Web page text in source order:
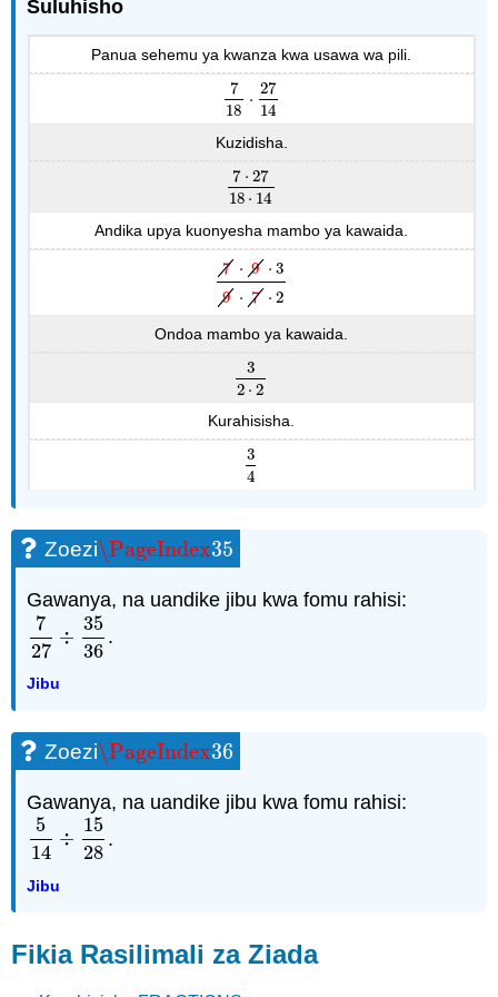
Suluhisho
Panua sehemu ya kwanza kwa usawa wa pili.
7
18
⋅
27
14
718 ⋅ 2714
Kuzidisha.
7 ⋅ 27
18 ⋅ 14
7⋅2718⋅
Andika upya kuonyesha mambo ya kawaida.
7 ⋅ 9 ⋅ 3
9 ⋅ 7 ⋅ 2
7⋅9⋅39⋅7⋅2
Ondoa mambo ya kawaida.
3
2 ⋅ 2
32⋅2
Kurahisisha.
3
4
34
Zoezi\PageIndex35
\PageIndex35
Gawanya, na uandike jibu kwa fomu rahisi:
7
27
÷
35
36
727÷3536.
Jibu
Zoezi\PageIndex36
\PageIndex36
Gawanya, na uandike jibu kwa fomu rahisi:
5
14
÷
15
28
514÷1528.
Jibu
Fikia Rasilimali za Ziada